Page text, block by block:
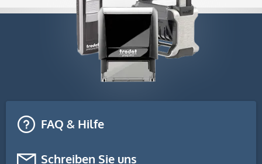
FAQ & Hilfe
Schreiben Sie uns